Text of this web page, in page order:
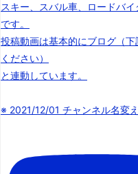
スキー、スバル車、ロードバイ
です。
投稿動画は基本的にブログ（下
ください）
と連動しています。
※ 2021/12/01 チャンネル名変え